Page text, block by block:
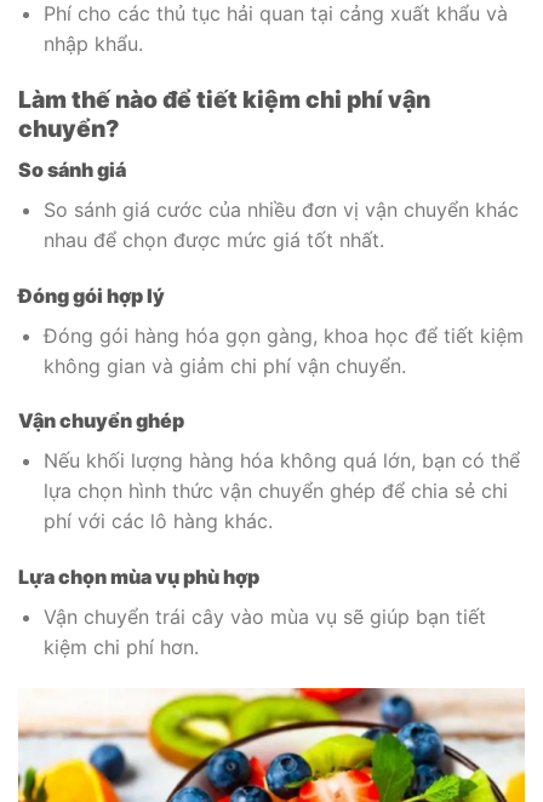
Phí cho các thủ tục hải quan tại cảng xuất khẩu và
nhập khẩu.
Làm thế nào để tiết kiệm chi phí vận
chuyển?
So sánh giá
So sánh giá cước của nhiều đơn vị vận chuyển khác
nhau để chọn được mức giá tốt nhất.
Đóng gói hợp lý
Đóng gói hàng hóa gọn gàng, khoa học để tiết kiệm
không gian và giảm chi phí vận chuyển.
Vận chuyển ghép
Nếu khối lượng hàng hóa không quá lớn, bạn có thể
lựa chọn hình thức vận chuyển ghép để chia sẻ chi
phí với các lô hàng khác.
Lựa chọn mùa vụ phù hợp
Vận chuyển trái cây vào mùa vụ sẽ giúp bạn tiết
kiệm chi phí hơn.